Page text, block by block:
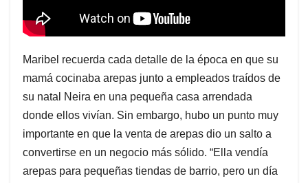
Maribel recuerda cada detalle de la época en que su
mamá cocinaba arepas junto a empleados traídos de
su natal Neira en una pequeña casa arrendada
donde ellos vivían. Sin embargo, hubo un punto muy
importante en que la venta de arepas dio un salto a
convertirse en un negocio más sólido. “Ella vendía
arepas para pequeñas tiendas de barrio, pero un día